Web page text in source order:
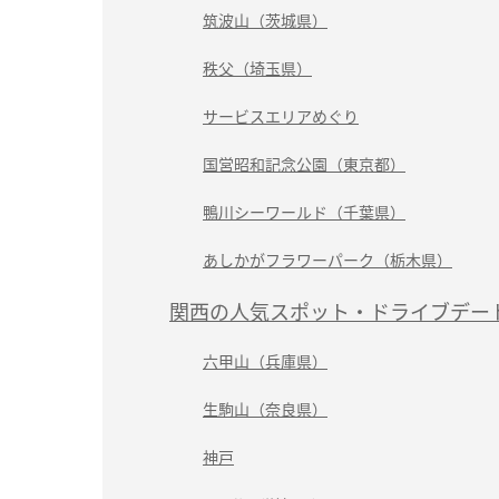
筑波山（茨城県）
秩父（埼玉県）
サービスエリアめぐり
国営昭和記念公園（東京都）
鴨川シーワールド（千葉県）
あしかがフラワーパーク（栃木県）
関西の人気スポット・ドライブデー
六甲山（兵庫県）
生駒山（奈良県）
神戸